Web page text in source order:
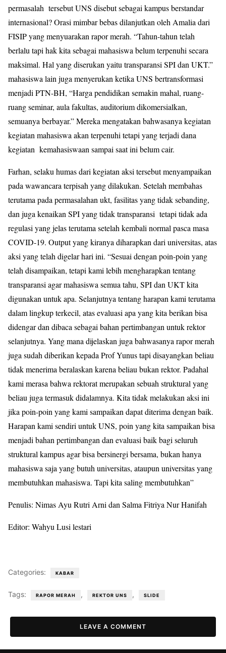
permasalah tersebut UNS disebut sebagai kampus berstandar
internasional? Orasi mimbar bebas dilanjutkan oleh Amalia dari
FISIP yang menyuarakan rapor merah. “Tahun-tahun telah
berlalu tapi hak kita sebagai mahasiswa belum terpenuhi secara
maksimal. Hal yang diserukan yaitu transparansi SPI dan UKT.”
mahasiswa lain juga menyerukan ketika UNS bertransformasi
menjadi PTN-BH, “Harga pendidikan semakin mahal, ruang-
ruang seminar, aula fakultas, auditorium dikomersialkan,
semuanya berbayar.” Mereka mengatakan bahwasanya kegiatan
kegiatan mahasiswa akan terpenuhi tetapi yang terjadi dana
kegiatan kemahasiswaan sampai saat ini belum cair.
Farhan, selaku humas dari kegiatan aksi tersebut menyampaikan
pada wawancara terpisah yang dilakukan. Setelah membahas
terutama pada permasalahan ukt, fasilitas yang tidak sebanding,
dan juga kenaikan SPI yang tidak transparansi tetapi tidak ada
regulasi yang jelas terutama setelah kembali normal pasca masa
COVID-19. Output yang kiranya diharapkan dari universitas, atas
aksi yang telah digelar hari ini. “Sesuai dengan poin-poin yang
telah disampaikan, tetapi kami lebih mengharapkan tentang
transparansi agar mahasiswa semua tahu, SPI dan UKT kita
digunakan untuk apa. Selanjutnya tentang harapan kami terutama
dalam lingkup terkecil, atas evaluasi apa yang kita berikan bisa
didengar dan dibaca sebagai bahan pertimbangan untuk rektor
selanjutnya. Yang mana dijelaskan juga bahwasanya rapor merah
juga sudah diberikan kepada Prof Yunus tapi disayangkan beliau
tidak menerima beralaskan karena beliau bukan rektor. Padahal
kami merasa bahwa rektorat merupakan sebuah struktural yang
beliau juga termasuk didalamnya. Kita tidak melakukan aksi ini
jika poin-poin yang kami sampaikan dapat diterima dengan baik.
Harapan kami sendiri untuk UNS, poin yang kita sampaikan bisa
menjadi bahan pertimbangan dan evaluasi baik bagi seluruh
struktural kampus agar bisa bersinergi bersama, bukan hanya
mahasiswa saja yang butuh universitas, ataupun universitas yang
membutuhkan mahasiswa. Tapi kita saling membutuhkan”
Penulis: Nimas Ayu Rutri Arni dan Salma Fitriya Nur Hanifah
Editor: Wahyu Lusi lestari
Categories: KABAR
Tags: RAPOR MERAH , REKTOR UNS , SLIDE
LEAVE A COMMENT